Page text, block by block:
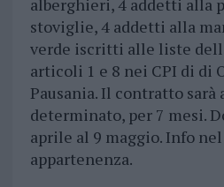
alberghieri, 4 addetti alla
stoviglie, 4 addetti alla
verde iscritti alle liste
articoli 1 e 8 nei CPI di di
Pausania. Il contratto sarà
determinato, per 7 mesi.
aprile al 9 maggio. Info
appartenenza.